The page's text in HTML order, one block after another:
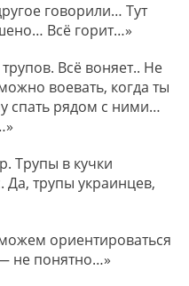
говорили… Тут
Всё горит…»
Всё воняет.. Не
воевать, когда ты
спать рядом с ними…
Трупы в кучки
Да, трупы украинцев,
ориентироваться
не понятно…»